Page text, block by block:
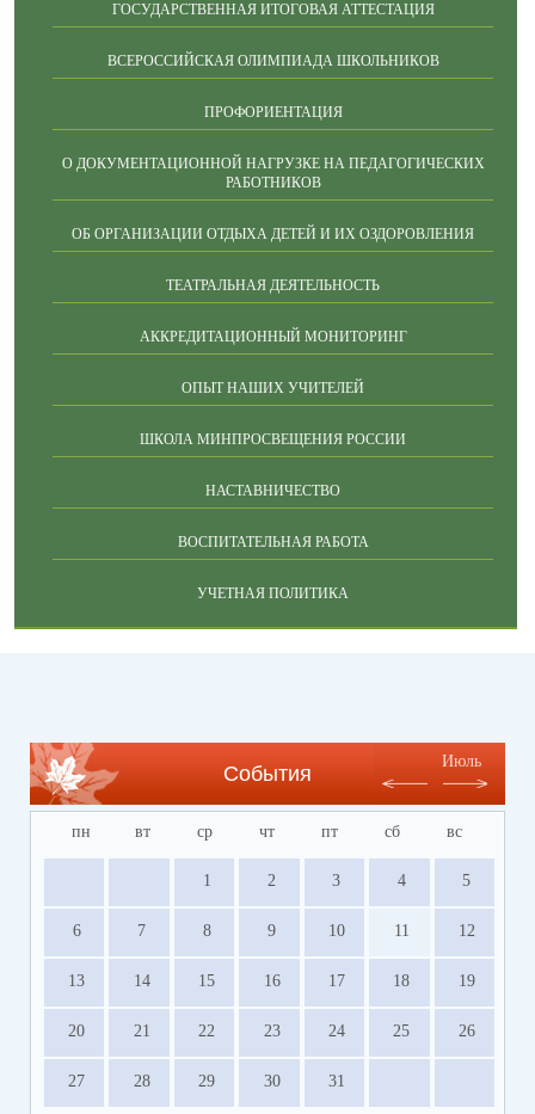
ГОСУДАРСТВЕННАЯ ИТОГОВАЯ АТТЕСТАЦИЯ
ВСЕРОССИЙСКАЯ ОЛИМПИАДА ШКОЛЬНИКОВ
ПРОФОРИЕНТАЦИЯ
О ДОКУМЕНТАЦИОННОЙ НАГРУЗКЕ НА ПЕДАГОГИЧЕСКИХ
РАБОТНИКОВ
ОБ ОРГАНИЗАЦИИ ОТДЫХА ДЕТЕЙ И ИХ ОЗДОРОВЛЕНИЯ
ТЕАТРАЛЬНАЯ ДЕЯТЕЛЬНОСТЬ
АККРЕДИТАЦИОННЫЙ МОНИТОРИНГ
ОПЫТ НАШИХ УЧИТЕЛЕЙ
ШКОЛА МИНПРОСВЕЩЕНИЯ РОССИИ
НАСТАВНИЧЕСТВО
ВОСПИТАТЕЛЬНАЯ РАБОТА
УЧЕТНАЯ ПОЛИТИКА
События
Июль
пн вт ср чт пт сб вс
1 2 3 4 5
6 7 8 9 10 11 12
13 14 15 16 17 18 19
20 21 22 23 24 25 26
27 28 29 30 31